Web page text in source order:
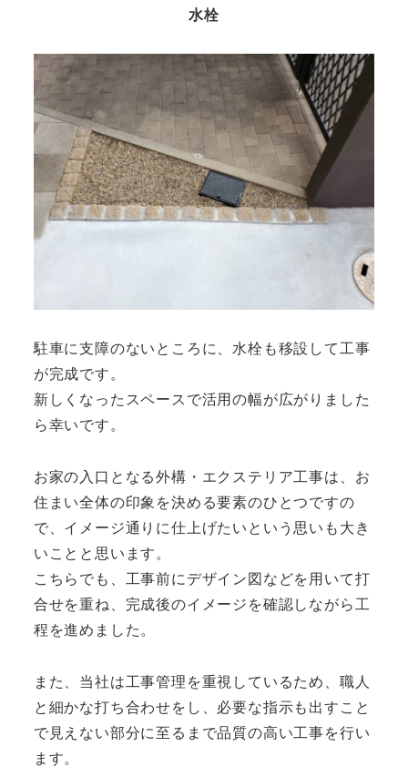
水栓
駐車に支障のないところに、水栓も移設して工事
が完成です。
新しくなったスペースで活用の幅が広がりました
ら幸いです。
お家の入口となる外構・エクステリア工事は、お
住まい全体の印象を決める要素のひとつですの
で、イメージ通りに仕上げたいという思いも大き
いことと思います。
こちらでも、工事前にデザイン図などを用いて打
合せを重ね、完成後のイメージを確認しながら工
程を進めました。
また、当社は工事管理を重視しているため、職人
と細かな打ち合わせをし、必要な指示も出すこと
で見えない部分に至るまで品質の高い工事を行い
ます。